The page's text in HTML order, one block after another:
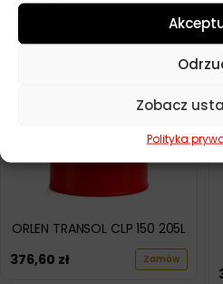
Zobacz
Polityka
ORLEN TRANSOL CLP 150 205L
376,60 zł Zamów